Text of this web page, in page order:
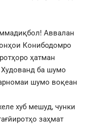
Аввалан
Конибодомро
ҳатман
ба шумо
шумо воқеан
хуб мешуд, чунки
заҳмат